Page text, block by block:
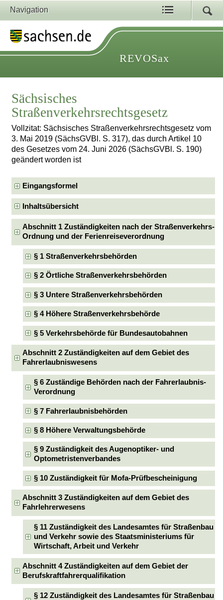
Navigation
REVOSax
Sächsisches
Straßenverkehrsrechtsgesetz
Vollzitat: Sächsisches Straßenverkehrsrechtsgesetz vom
3. Mai 2019 (SächsGVBl. S. 317), das durch Artikel 10
des Gesetzes vom 24. Juni 2026 (SächsGVBl. S. 190)
geändert worden ist
Eingangsformel
Inhaltsübersicht
Abschnitt 1 Zuständigkeiten nach der Straßenverkehrs-
Ordnung und der Ferienreiseverordnung
§ 1 Straßenverkehrsbehörden
§ 2 Örtliche Straßenverkehrsbehörden
§ 3 Untere Straßenverkehrsbehörden
§ 4 Höhere Straßenverkehrsbehörde
§ 5 Verkehrsbehörde für Bundesautobahnen
Abschnitt 2 Zuständigkeiten auf dem Gebiet des
Fahrerlaubniswesens
§ 6 Zuständige Behörden nach der Fahrerlaubnis-
Verordnung
§ 7 Fahrerlaubnisbehörden
§ 8 Höhere Verwaltungsbehörde
§ 9 Zuständigkeit des Augenoptiker- und
Optometristenverbandes
§ 10 Zuständigkeit für Mofa-Prüfbescheinigung
Abschnitt 3 Zuständigkeiten auf dem Gebiet des
Fahrlehrerwesens
§ 11 Zuständigkeit des Landesamtes für Straßenbau
und Verkehr sowie des Staatsministeriums für
Wirtschaft, Arbeit und Verkehr
Abschnitt 4 Zuständigkeiten auf dem Gebiet der
Berufskraftfahrerqualifikation
§ 12 Zuständigkeit des Landesamtes für Straßenbau